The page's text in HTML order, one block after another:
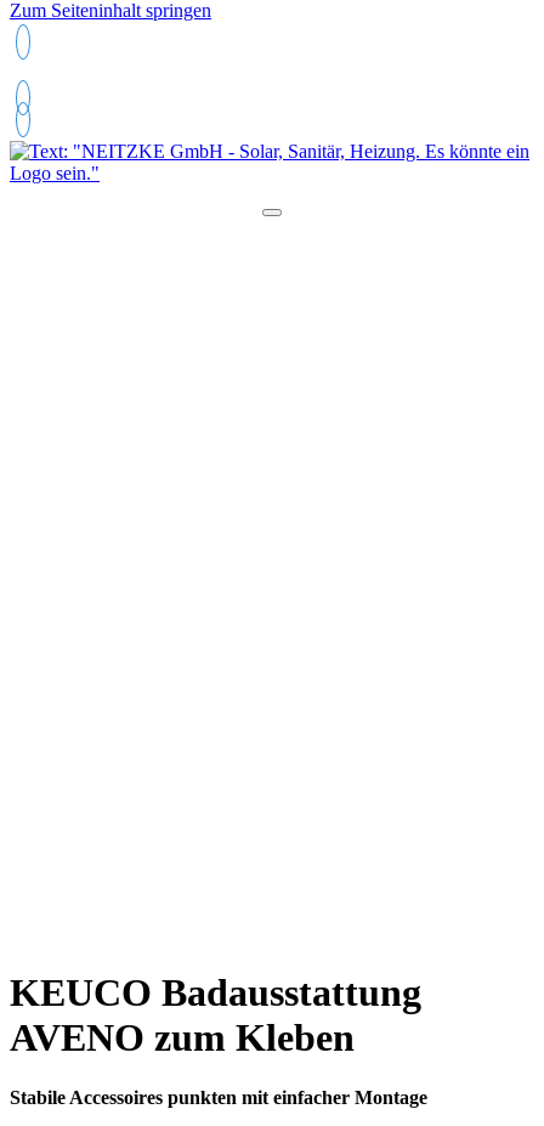
Zum Seiteninhalt springen
05121 52809
KEUCO Badausstattung
AVENO zum Kleben
Stabile Accessoires punkten mit einfacher Montage